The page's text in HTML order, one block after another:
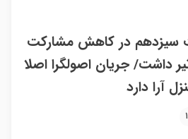
سیزدهم در کاهش مشارکت
۸ تیر تاثیر داشت/ جریان اصولگرا اصلا
آرا دارد